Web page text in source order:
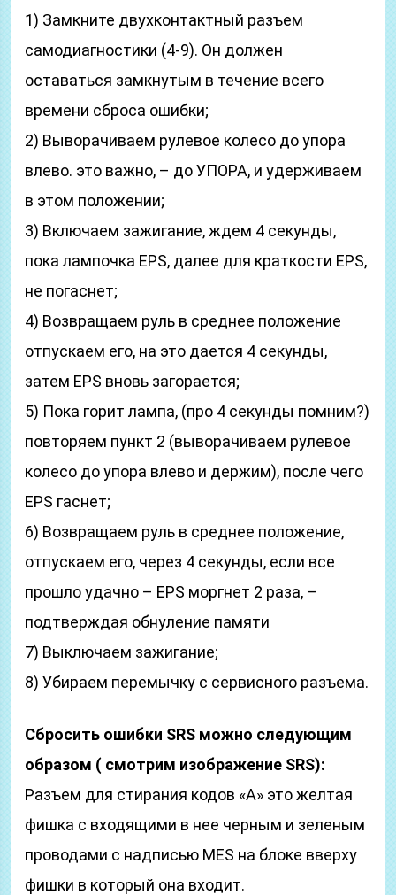
1) Замкните двухконтактный разъем
самодиагностики (4-9). Он должен
оставаться замкнутым в течение всего
времени сброса ошибки;
2) Выворачиваем рулевое колесо до упора
влево. это важно, – до УПОРА, и удерживаем
в этом положении;
3) Включаем зажигание, ждем 4 секунды,
пока лампочка EPS, далее для краткости EPS,
не погаснет;
4) Возвращаем руль в среднее положение
отпускаем его, на это дается 4 секунды,
затем EPS вновь загорается;
5) Пока горит лампа, (про 4 секунды помним?)
повторяем пункт 2 (выворачиваем рулевое
колесо до упора влево и держим), после чего
EPS гаснет;
6) Возвращаем руль в среднее положение,
отпускаем его, через 4 секунды, если все
прошло удачно – EPS моргнет 2 раза, –
подтверждая обнуление памяти
7) Выключаем зажигание;
8) Убираем перемычку с сервисного разъема.
Сбросить ошибки SRS можно следующим
образом ( смотрим изображение SRS):
Разъем для стирания кодов «А» это желтая
фишка с входящими в нее черным и зеленым
проводами с надписью MES на блоке вверху
фишки в который она входит.